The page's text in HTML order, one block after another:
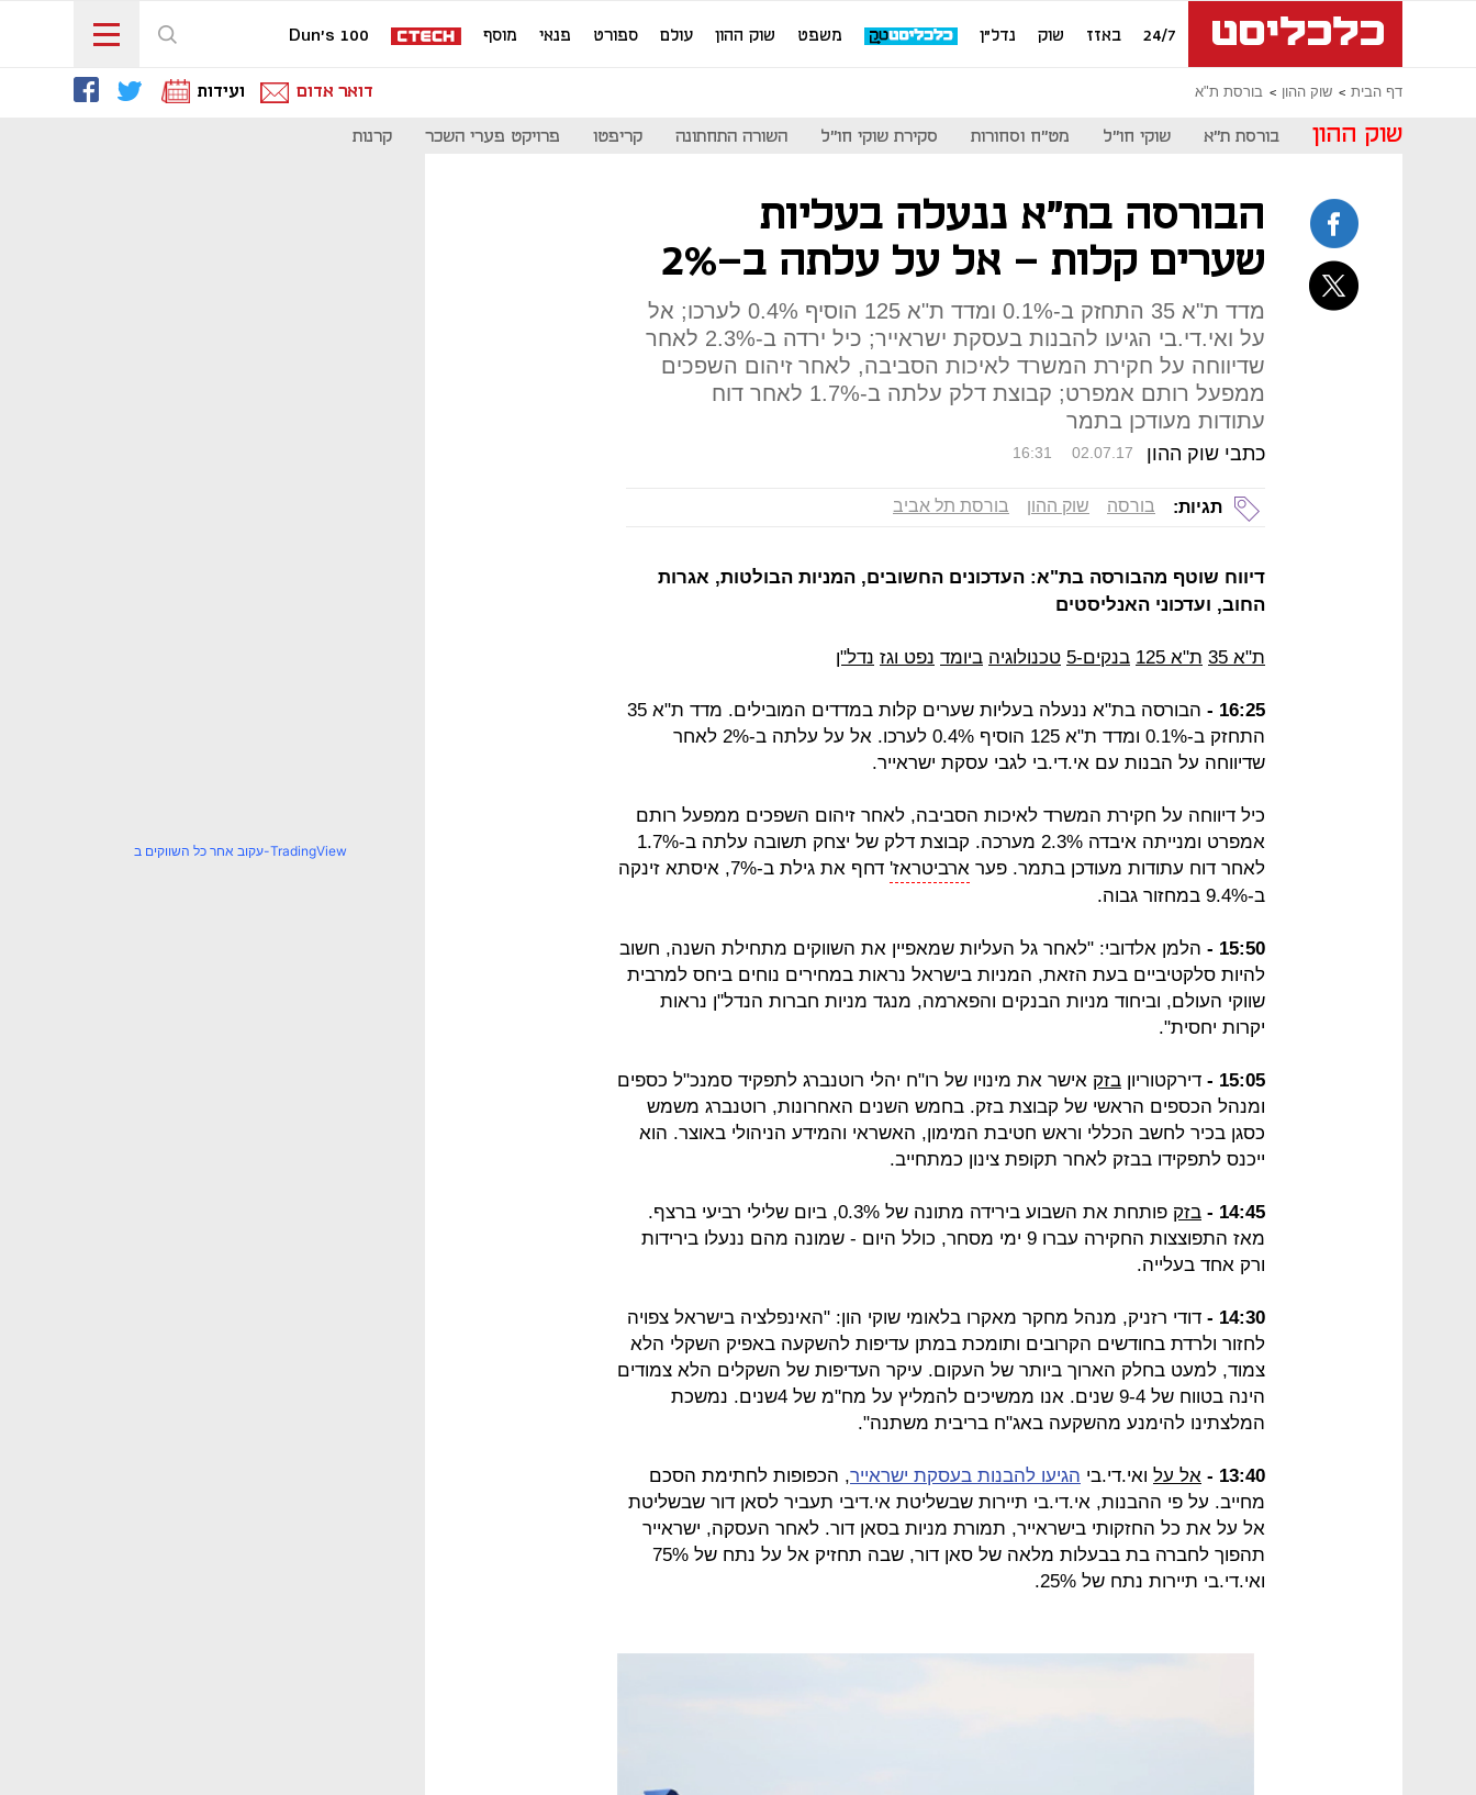
24/7 באזז שוק נדל"ן משפט שוק ההון עולם ספורט פנאי מוסף Dun's 100
דף הבית שוק ההון בורסת ת"א דואר אדום ועידות
שוק ההון בורסת ת"א שוקי חו"ל מט"ח וסחורות סקירת שוקי חו"ל השורה התחתונה קריפטו פרויקט פערי השכר קרנות
הבורסה בת"א ננעלה בעליות
שערים קלות - אל על עלתה ב-2%
מדד ת"א 35 התחזק ב-0.1% ומדד ת"א 125 הוסיף 0.4% לערכו; אל
על ואי.די.בי הגיעו להבנות בעסקת ישראייר; כיל ירדה ב-2.3% לאחר
שדיווחה על חקירת המשרד לאיכות הסביבה, לאחר זיהום השפכים
ממפעל רותם אמפרט; קבוצת דלק עלתה ב-1.7% לאחר דוח
עתודות מעודכן בתמר
כתבי שוק ההון 16:31 02.07.17
תגיות: בורסה שוק ההון בורסת תל אביב
דיווח שוטף מהבורסה בת"א: העדכונים החשובים, המניות הבולטות, אגרות
החוב, ועדכוני האנליסטים
ת"א 35 ת"א 125 בנקים-5 טכנולוגיה ביומד נפט וגז נדל"ן
16:25 -
הבורסה בת"א ננעלה בעליות שערים קלות במדדים המובילים. מדד ת"א 35
התחזק ב-0.1% ומדד ת"א 125 הוסיף 0.4% לערכו. אל על עלתה ב-2% לאחר
שדיווחה על הבנות עם אי.די.בי לגבי עסקת ישראייר.
כיל דיווחה על חקירת המשרד לאיכות הסביבה, לאחר זיהום השפכים ממפעל רותם
אמפרט ומנייתה איבדה 2.3% מערכה. קבוצת דלק של יצחק תשובה עלתה ב-1.7%
לאחר דוח עתודות מעודכן בתמר. פער ארביטראז'
דחף את גילת ב-7%, איסתא זינקה
ב-9.4% במחזור גבוה.
15:50 -
הלמן אלדובי: "לאחר גל העליות שמאפיין את השווקים מתחילת השנה, חשוב
להיות סלקטיביים בעת הזאת, המניות בישראל נראות במחירים נוחים ביחס למרבית
שווקי העולם, וביחוד מניות הבנקים והפארמה, מנגד מניות חברות הנדל"ן נראות
יקרות יחסית".
15:05 - דירקטוריון בזק אישר את מינויו של רו"ח יהלי רוטנברג לתפקיד סמנכ"ל כספים
ומנהל הכספים הראשי של קבוצת בזק. בחמש השנים האחרונות, רוטנברג משמש
כסגן בכיר לחשב הכללי וראש חטיבת המימון, האשראי והמידע הניהולי באוצר. הוא
ייכנס לתפקידו בבזק לאחר תקופת צינון כמתחייב.
14:45 - בזק
פותחת את השבוע בירידה מתונה של 0.3%, ביום שלילי רביעי ברצף.
מאז התפוצצות החקירה עברו 9 ימי מסחר, כולל היום - שמונה מהם ננעלו בירידות
ורק אחד בעלייה.
14:30 -
דודי רזניק, מנהל מחקר מאקרו בלאומי שוקי הון: "האינפלציה בישראל צפויה
לחזור ולרדת בחודשים הקרובים ותומכת במתן עדיפות להשקעה באפיק השקלי הלא
צמוד, למעט בחלק הארוך ביותר של העקום. עיקר העדיפות של השקלים הלא צמודים
הינה בטווח של 9-4 שנים. אנו ממשיכים להמליץ על מח"מ של 4שנים. נמשכת
המלצתינו להימנע מהשקעה באג"ח בריבית משתנה".
13:40 - אל על ואי.די.בי הגיעו להבנות בעסקת ישראייר, הכפופות לחתימת הסכם
מחייב. על פי ההבנות, אי.די.בי תיירות שבשליטת אי.דיבי תעביר לסאן דור שבשליטת
אל על את כל החזקותי בישראייר, תמורת מניות בסאן דור. לאחר העסקה, ישראייר
תהפוך לחברה בת בבעלות מלאה של סאן דור, שבה תחזיק אל על נתח של 75%
ואי.די.בי תיירות נתח של 25%.
עקוב אחר כל השווקים ב-TradingView